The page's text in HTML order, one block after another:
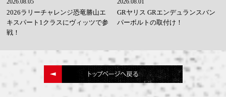
2026.08.05
2026ラリーチャレンジ恐竜勝山エ
キスパート1クラスにヴィッツで参
戦！
2026.08.01
GRヤリス GRエンデュランスバン
パーボルトの取付け！